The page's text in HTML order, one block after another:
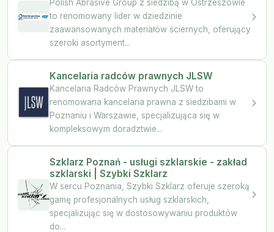
Polish Abrasive Group z siedzibą w Ostrzeszowie
to renomowany lider w dziedzinie
zaawansowanych materiałów ściernych, oferujący
szeroki asortyment...
Kancelaria radców prawnych JLSW
Kancelaria Radców Prawnych JLSW to
renomowana kancelaria prawna z siedzibami w
Poznaniu i Warszawie, specjalizująca się w
kompleksowym doradztwie...
Szklarz Poznań - usługi szklarskie - zakład
szklarski | Szybki Szklarz
W sercu Poznania, Szybki Szklarz oferuje szeroką
gamę profesjonalnych usług szklarskich,
specjalizując się w dostosowywaniu produktów
do...